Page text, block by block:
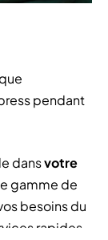
pendant
dansvotre
gamme de
besoins du
rapides